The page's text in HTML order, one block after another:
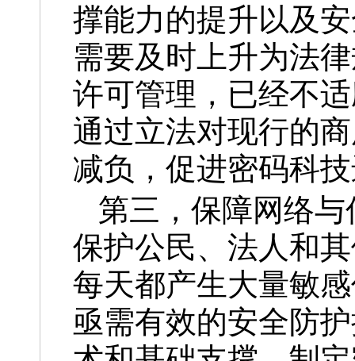
撑能力的提升以及
需要及时上升为法
许可管理，已经不
通过立法对现行的
减负，促进密码科
第三，保障网络
保护公民、法人和
每天都产生大量敏
亟需有效的安全防